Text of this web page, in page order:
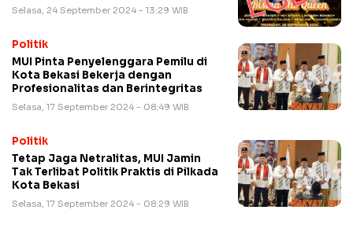
Selasa, 24 September 2024 - 13:29 WIB
Politik
MUI Pinta Penyelenggara Pemilu di
Kota Bekasi Bekerja dengan
Profesionalitas dan Berintegritas
Selasa, 17 September 2024 - 08:49 WIB
Politik
Tetap Jaga Netralitas, MUI Jamin
Tak Terlibat Politik Praktis di Pilkada
Kota Bekasi
Selasa, 17 September 2024 - 08:29 WIB